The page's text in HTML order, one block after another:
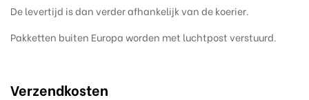
De levertijd is dan verder afhankelijk van de koerier.
Pakketten buiten Europa worden met luchtpost verstuurd.
Verzendkosten